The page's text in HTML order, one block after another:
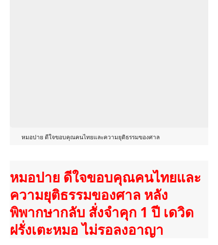
หมอปาย ดีใจขอบคุณคนไทยและความยุติธรรมของศาล
หมอปาย ดีใจขอบคุณคนไทยและ
ความยุติธรรมของศาล หลัง
พิพากษากลับ สั่งจำคุก 1 ปี เดวิด
ฝรั่งเตะหมอ ไม่รอลงอาญา